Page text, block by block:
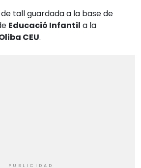
tall guardada a la base de
Educació Infantil a la
CEU.